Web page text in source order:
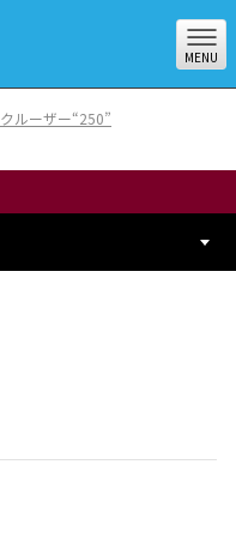
MENU
ルーザー“250”